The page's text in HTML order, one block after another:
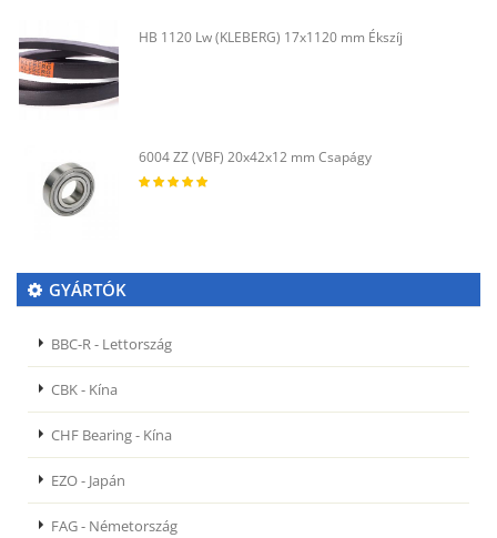
HB 1120 Lw (KLEBERG) 17x1120 mm Ékszíj
6004 ZZ (VBF) 20x42x12 mm Csapágy
GYÁRTÓK
BBC-R - Lettország
CBK - Kína
CHF Bearing - Kína
EZO - Japán
FAG - Németország